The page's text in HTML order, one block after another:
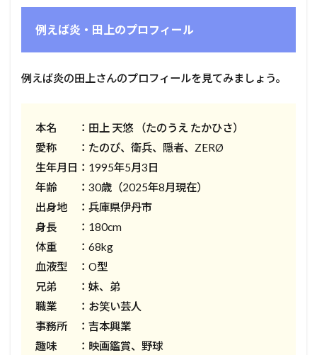
例えば炎・田上のプロフィール
例えば炎の田上さんのプロフィールを見てみましょう。
本名 ：田上 天悠 （たのうえ たかひさ）
愛称 ：たのぴ、衛兵、隠者、ZERØ
生年月日：1995年5月3日
年齢 ：30歳（2025年8月現在）
出身地 ：兵庫県伊丹市
身長 ：180cm
体重 ：68kg
血液型 ：O型
兄弟 ：妹、弟
職業 ：お笑い芸人
事務所 ：吉本興業
趣味 ：映画鑑賞、野球